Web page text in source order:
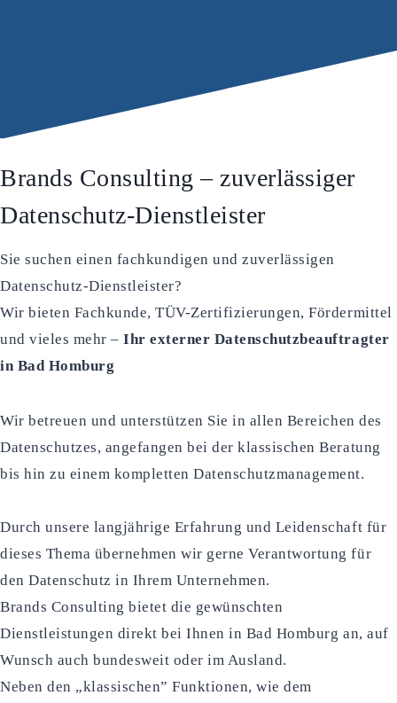
Brands Consulting – zuverlässiger
Datenschutz-Dienstleister
Sie suchen einen fachkundigen und zuverlässigen
Datenschutz-Dienstleister?
Wir bieten Fachkunde, TÜV-Zertifizierungen, Fördermittel
und vieles mehr –Ihr externer Datenschutzbeauftragter
in Bad Homburg
Wir betreuen und unterstützen Sie in allen Bereichen des
Datenschutzes, angefangen bei der klassischen Beratung
bis hin zu einem kompletten Datenschutzmanagement.
Durch unsere langjährige Erfahrung und Leidenschaft für
dieses Thema übernehmen wir gerne Verantwortung für
den Datenschutz in Ihrem Unternehmen.
Brands Consulting bietet die gewünschten
Dienstleistungen direkt bei Ihnen in Bad Homburg an, auf
Wunsch auch bundesweit oder im Ausland.
Neben den „klassischen” Funktionen, wie dem